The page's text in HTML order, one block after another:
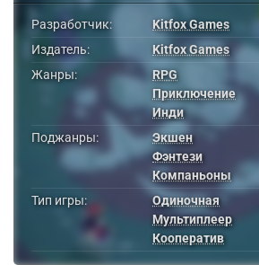
Разработчик:
Kitfox Games
Издатель:
Kitfox Games
Жанры:
RPG
Приключение
Инди
Поджанры:
Экшен
Фэнтези
Компаньоны
Тип игры:
Одиночная
Мультиплеер
Кооператив